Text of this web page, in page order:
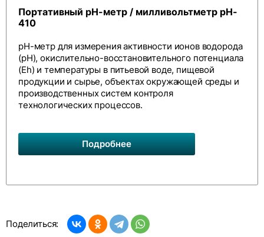
Портативный pH-метр / милливольтметр pH-
410
рН-метр для измерения активности ионов водорода
(рН), окислительно-восстановительного потенциала
(Eh) и температуры в питьевой воде, пищевой
продукции и сырье, объектах окружающей среды и
производственных систем контроля
технологических процессов.
Подробнее
Поделиться: